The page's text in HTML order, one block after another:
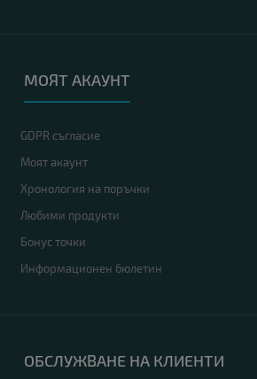
МОЯТ АКАУНТ
GDPR съгласие
Моят акаунт
Хронология на поръчки
Любими продукти
Бонус точки
Информационен бюлетин
ОБСЛУЖВАНЕ НА КЛИЕНТИ